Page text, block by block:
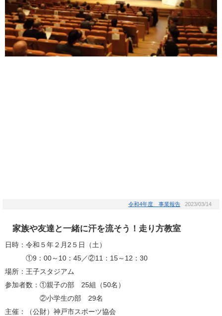
令和4年度 事業報告 2023/03/14
家族や友達と一緒に汗を流そう！走り方教室
日時：令和５年２月2５日（土）
①9：00～10：45／②11：15～12：30
場所：王子スタジアム
参加者数：①親子の部 25組（50名）
②小学生の部 29名
主催：（公財）神戸市スポーツ協会